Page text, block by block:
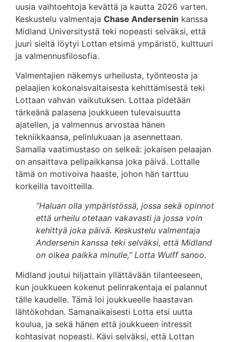
uusia vaihtoehtoja kevättä ja kautta 2026 varten.
Keskustelu valmentaja Chase Andersenin kanssa
Midland Universitystä teki nopeasti selväksi, että
juuri sieltä löytyi Lottan etsimä ympäristö, kulttuuri
ja valmennusfilosofia.
Valmentajien näkemys urheilusta, työnteosta ja
pelaajien kokonaisvaltaisesta kehittämisestä teki
Lottaan vahvan vaikutuksen. Lottaa pidetään
tärkeänä palasena joukkueen tulevaisuutta
ajatellen, ja valmennus arvostaa hänen
tekniikkaansa, pelinlukuaan ja asennettaan.
Samalla vaatimustaso on selkeä: jokaisen pelaajan
on ansaittava pelipaikkansa joka päivä. Lottalle
tämä on motivoiva haaste, johon hän tarttuu
korkeilla tavoitteilla.
”Haluan olla ympäristössä, jossa sekä opinnot
että urheilu otetaan vakavasti ja jossa voin
kehittyä joka päivä. Keskustelu valmentaja
Andersenin kanssa teki selväksi, että Midland
on oikea paikka minulle,” Lotta Wulff sanoo.
Midland joutui hiljattain yllättävään tilanteeseen,
kun joukkueen kokenut pelinrakentaja ei palannut
tälle kaudelle. Tämä loi joukkueelle haastavan
lähtökohdan. Samanaikaisesti Lotta etsi uutta
koulua, ja sekä hänen että joukkueen intressit
kohtasivat nopeasti. Kävi selväksi, että Lottan